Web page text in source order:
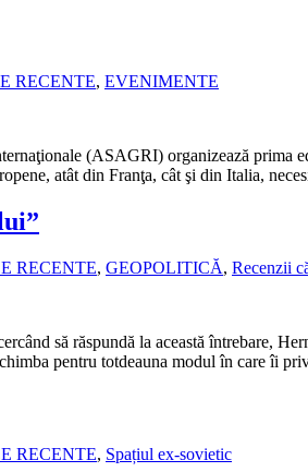
RECENTE, EVENIMENTE
(ASAGRI) organizează
atât din Franţa, cât şi din Italia,
RECENTE, GEOPOLITICĂ, Recenzii
să răspundă la această întrebare,
pentru totdeauna modul în care îi
RECENTE, Spațiul ex-sovietic